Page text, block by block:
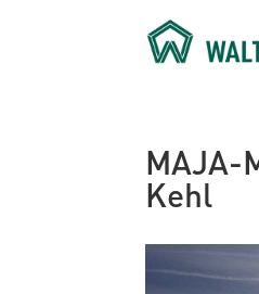
MAJA-
Kehl